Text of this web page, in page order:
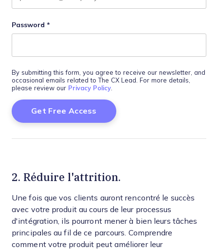
Password *
By submitting this form, you agree to receive our newsletter, and
occasional emails related to The CX Lead. For more details,
please review our Privacy Policy.
2. Réduire l'attrition.
Une fois que vos clients auront rencontré le succès
avec votre produit au cours de leur processus
d'intégration, ils pourront mener à bien leurs tâches
principales au fil de ce parcours. Comprendre
comment votre produit peut améliorer leur